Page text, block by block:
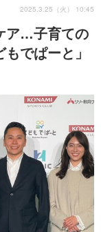
ア…子育ての
でぱーと」
2025.3.25（火） 10:45